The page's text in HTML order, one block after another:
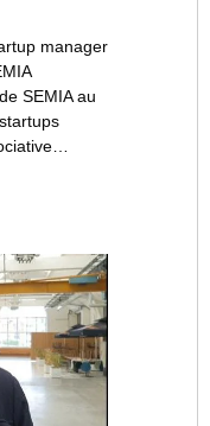
manager
SEMIA au